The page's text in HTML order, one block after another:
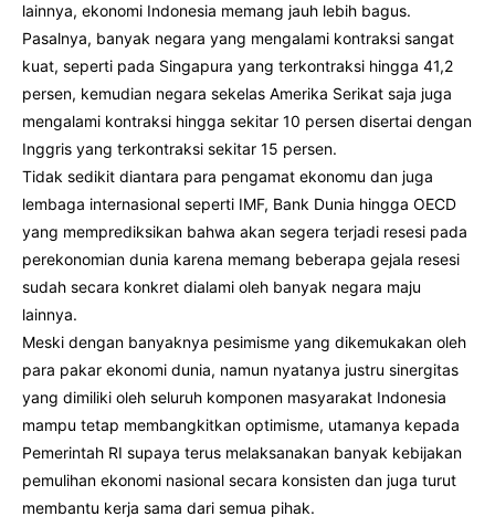
lainnya, ekonomi Indonesia memang jauh lebih bagus.
Pasalnya, banyak negara yang mengalami kontraksi sangat
kuat, seperti pada Singapura yang terkontraksi hingga 41,2
persen, kemudian negara sekelas Amerika Serikat saja juga
mengalami kontraksi hingga sekitar 10 persen disertai dengan
Inggris yang terkontraksi sekitar 15 persen.
Tidak sedikit diantara para pengamat ekonomu dan juga
lembaga internasional seperti IMF, Bank Dunia hingga OECD
yang memprediksikan bahwa akan segera terjadi resesi pada
perekonomian dunia karena memang beberapa gejala resesi
sudah secara konkret dialami oleh banyak negara maju
lainnya.
Meski dengan banyaknya pesimisme yang dikemukakan oleh
para pakar ekonomi dunia, namun nyatanya justru sinergitas
yang dimiliki oleh seluruh komponen masyarakat Indonesia
mampu tetap membangkitkan optimisme, utamanya kepada
Pemerintah RI supaya terus melaksanakan banyak kebijakan
pemulihan ekonomi nasional secara konsisten dan juga turut
membantu kerja sama dari semua pihak.